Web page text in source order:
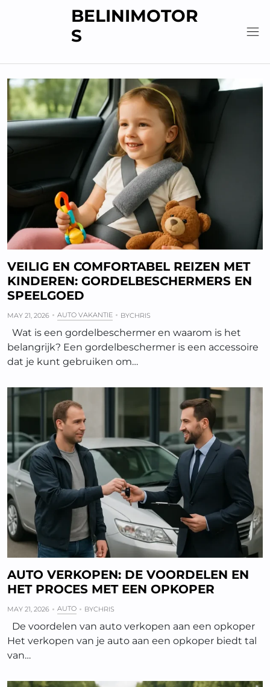
BELINIMOTOR
S
VEILIG EN COMFORTABEL REIZEN MET
KINDEREN: GORDELBESCHERMERS EN
SPEELGOED
MAY 21, 2026 AUTO VAKANTIE BYCHRIS
Wat is een gordelbeschermer en waarom is het
belangrijk? Een gordelbeschermer is een accessoire
dat je kunt gebruiken om…
AUTO VERKOPEN: DE VOORDELEN EN
HET PROCES MET EEN OPKOPER
MAY 21, 2026 AUTO BYCHRIS
De voordelen van auto verkopen aan een opkoper
Het verkopen van je auto aan een opkoper biedt tal
van…